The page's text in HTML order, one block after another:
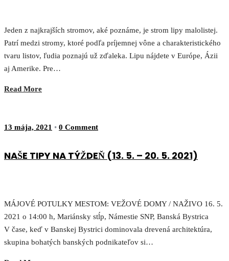
Jeden z najkrajších stromov, aké poznáme, je strom lipy malolistej.
Patrí medzi stromy, ktoré podľa príjemnej vône a charakteristického
tvaru listov, ľudia poznajú už zďaleka. Lipu nájdete v Európe, Ázii
aj Amerike. Pre…
Read More
13 mája, 2021 • 0 Comment
NAŠE TIPY NA TÝŽDEŇ (13. 5. – 20. 5. 2021)
MÁJOVÉ POTULKY MESTOM: VEŽOVÉ DOMY / NAŽIVO 16. 5.
2021 o 14:00 h, Mariánsky stĺp, Námestie SNP, Banská Bystrica
V čase, keď v Banskej Bystrici dominovala drevená architektúra,
skupina bohatých banských podnikateľov si…